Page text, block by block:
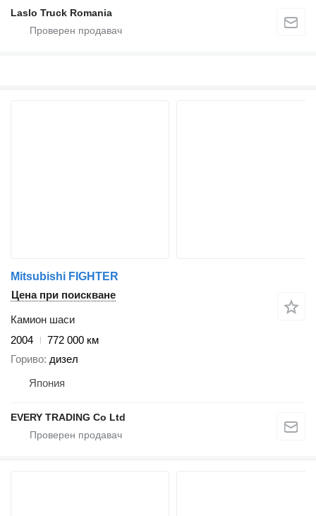
Laslo Truck Romania
Mitsubishi FIGHTER
Цена при поискване
Камион шаси
2004
772 000 км
Гориво дизел
Япония
EVERY TRADING Co Ltd